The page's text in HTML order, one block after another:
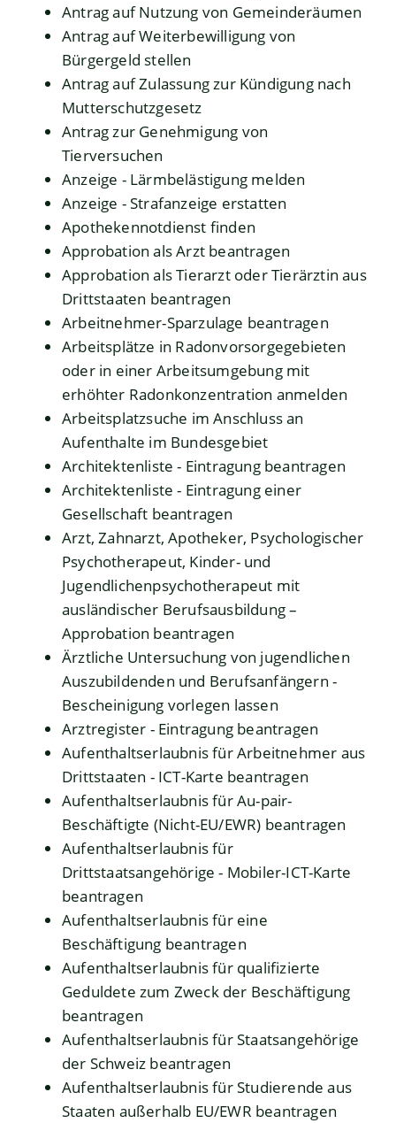
Antrag auf Nutzung von Gemeinderäumen
Antrag auf Weiterbewilligung von
Bürgergeld stellen
Antrag auf Zulassung zur Kündigung nach
Mutterschutzgesetz
Antrag zur Genehmigung von
Tierversuchen
Anzeige - Lärmbelästigung melden
Anzeige - Strafanzeige erstatten
Apothekennotdienst finden
Approbation als Arzt beantragen
Approbation als Tierarzt oder Tierärztin aus
Drittstaaten beantragen
Arbeitnehmer-Sparzulage beantragen
Arbeitsplätze in Radonvorsorgegebieten
oder in einer Arbeitsumgebung mit
erhöhter Radonkonzentration anmelden
Arbeitsplatzsuche im Anschluss an
Aufenthalte im Bundesgebiet
Architektenliste - Eintragung beantragen
Architektenliste - Eintragung einer
Gesellschaft beantragen
Arzt, Zahnarzt, Apotheker, Psychologischer
Psychotherapeut, Kinder- und
Jugendlichenpsychotherapeut mit
ausländischer Berufsausbildung –
Approbation beantragen
Ärztliche Untersuchung von jugendlichen
Auszubildenden und Berufsanfängern -
Bescheinigung vorlegen lassen
Arztregister - Eintragung beantragen
Aufenthaltserlaubnis für Arbeitnehmer aus
Drittstaaten - ICT-Karte beantragen
Aufenthaltserlaubnis für Au-pair-
Beschäftigte (Nicht-EU/EWR) beantragen
Aufenthaltserlaubnis für
Drittstaatsangehörige - Mobiler-ICT-Karte
beantragen
Aufenthaltserlaubnis für eine
Beschäftigung beantragen
Aufenthaltserlaubnis für qualifizierte
Geduldete zum Zweck der Beschäftigung
beantragen
Aufenthaltserlaubnis für Staatsangehörige
der Schweiz beantragen
Aufenthaltserlaubnis für Studierende aus
Staaten außerhalb EU/EWR beantragen